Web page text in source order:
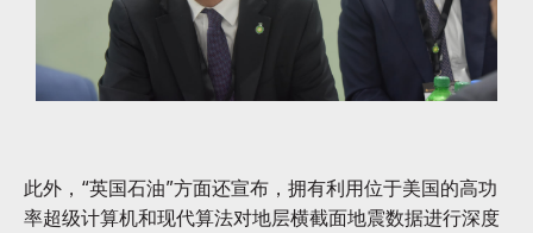
此外，“英国石油”方面还宣布，拥有利用位于美国的高功
率超级计算机和现代算法对地层横截面地震数据进行深度